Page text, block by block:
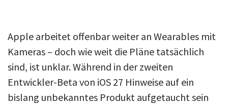
Apple arbeitet offenbar weiter an Wearables mit
Kameras – doch wie weit die Pläne tatsächlich
sind, ist unklar. Während in der zweiten
Entwickler-Beta von iOS 27 Hinweise auf ein
bislang unbekanntes Produkt aufgetaucht sein